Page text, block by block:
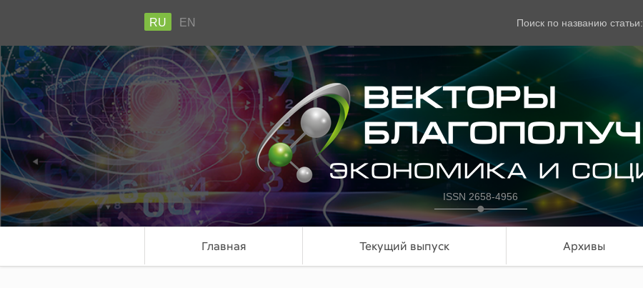
RU EN Поиск по названию статьи:
ISSN 2658-4956
Главная Текущий выпуск Архивы